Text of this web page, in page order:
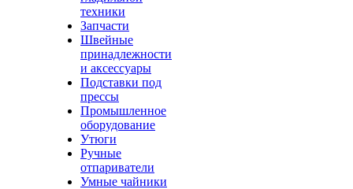
техники
Запчасти
Швейные
принадлежности
и аксессуары
Подставки под
прессы
Промышленное
оборудование
Утюги
Ручные
отпариватели
Умные чайники